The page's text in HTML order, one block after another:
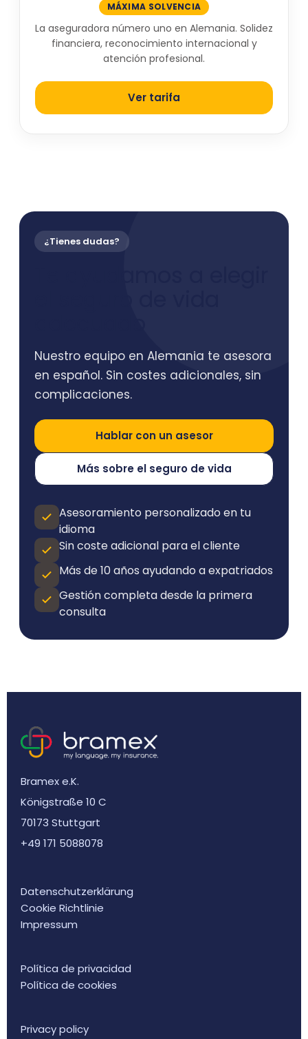
MÁXIMA SOLVENCIA
La aseguradora número uno en Alemania. Solidez
financiera, reconocimiento internacional y
atención profesional.
Ver tarifa
¿Tienes dudas?
Nuestro equipo en Alemania te asesora
en español. Sin costes adicionales, sin
complicaciones.
Hablar con un asesor
Más sobre el seguro de vida
Asesoramiento personalizado en tu
idioma
Sin coste adicional para el cliente
Más de 10 años ayudando a expatriados
Gestión completa desde la primera
consulta
Bramex e.K.
Königstraße 10 C
70173 Stuttgart
+49 171 5088078
Datenschutzerklärung
Cookie Richtlinie
Impressum
Política de privacidad
Política de cookies
Privacy policy